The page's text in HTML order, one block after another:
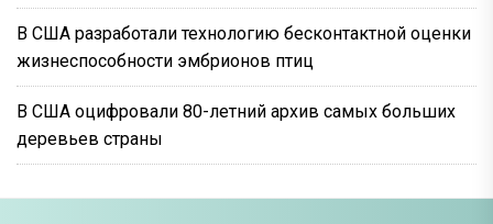
В США разработали технологию бесконтактной оценки
жизнеспособности эмбрионов птиц
В США оцифровали 80-летний архив самых больших
деревьев страны